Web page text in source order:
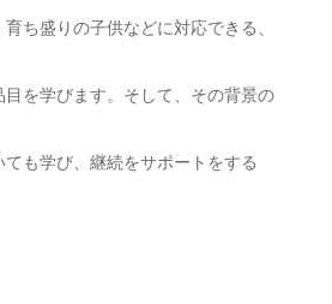
ち盛りの子供などに対応できる、
目を学びます。そして、その背景の
も学び、継続をサポートをする